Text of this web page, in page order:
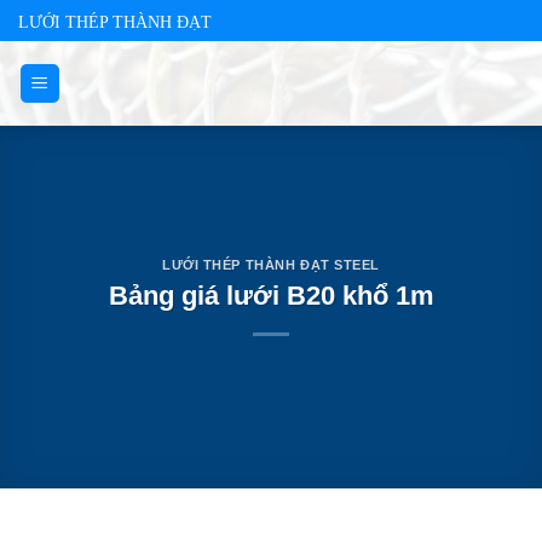
Skip
to
content
LƯỚI THÉP THÀNH ĐẠT
LƯỚI THÉP THÀNH ĐẠT STEEL
Bảng giá lưới B20 khổ 1m